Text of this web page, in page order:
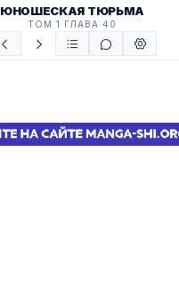
ЮНОШЕСКАЯ ТЮРЬМА
ТОМ 1 ГЛАВА 40